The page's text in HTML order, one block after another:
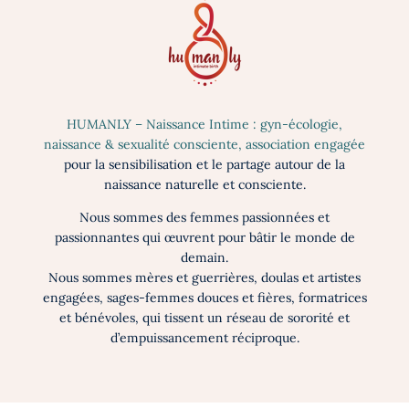
HUMANLY – Naissance Intime : gyn-écologie,
naissance & sexualité consciente, association engagée
pour la sensibilisation et le partage autour de la
naissance naturelle et consciente.
Nous sommes des femmes passionnées et
passionnantes qui œuvrent pour bâtir le monde de
demain.
Nous sommes mères et guerrières, doulas et artistes
engagées, sages-femmes douces et fières, formatrices
et bénévoles, qui tissent un réseau de sororité et
d’empuissancement réciproque.